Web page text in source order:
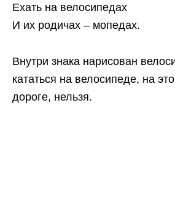
Ехать на велосипедах
И их родичах – мопедах.
Внутри знака нарисован
кататься на велосипеде, на
дороге, нельзя.